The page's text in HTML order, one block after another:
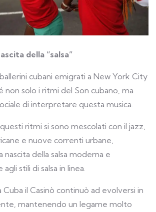
della “salsa”
cubani emigrati a New York City
non solo i ritmi del Son cubano, ma
di interpretare questa musica.
ritmi si sono mescolati con il jazz,
e nuove correnti urbane,
nascita della salsa moderna e
stili di salsa in linea.
il Casinò continuò ad evolversi in
mantenendo un legame molto